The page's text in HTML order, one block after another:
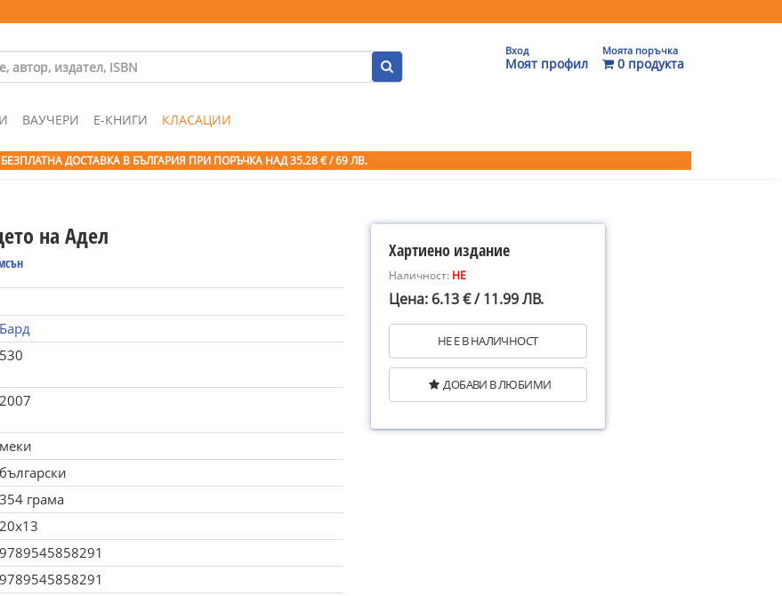
Вход
Моят профил
Моята поръчка
0 продукта
ВАУЧЕРИ Е-КНИГИ КЛАСАЦИИ
БЕЗПЛАТНА ДОСТАВКА В БЪЛГАРИЯ ПРИ ПОРЪЧКА НАД 35.28 € / 69 ЛВ.
на Адел
Бард
530
2007
меки
български
354 грама
20x13
9789545858291
9789545858291
Хартиено издание
Наличност: НЕ
Цена: 6.13 € / 11.99 ЛВ.
НЕ Е В НАЛИЧНОСТ
ДОБАВИ В ЛЮБИМИ